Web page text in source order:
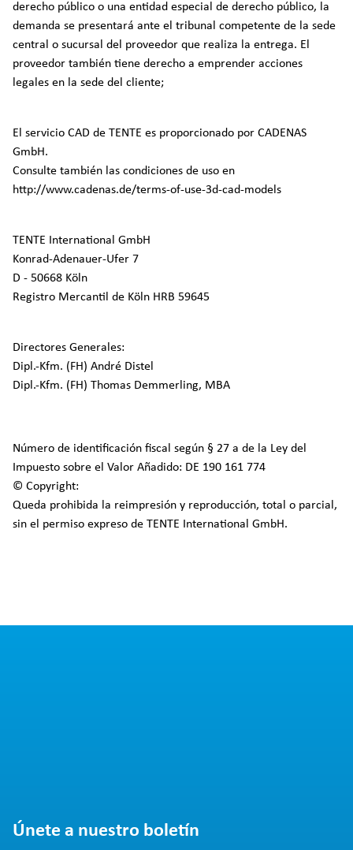
derecho público o una entidad especial de derecho público, la
demanda se presentará ante el tribunal competente de la sede
central o sucursal del proveedor que realiza la entrega. El
proveedor también tiene derecho a emprender acciones
legales en la sede del cliente;
El servicio CAD de TENTE es proporcionado por CADENAS
GmbH.
Consulte también las condiciones de uso en
http://www.cadenas.de/terms-of-use-3d-cad-models
TENTE International GmbH
Konrad-Adenauer-Ufer 7
D - 50668 Köln
Registro Mercantil de Köln HRB 59645
Directores Generales:
Dipl.-Kfm. (FH) André Distel
Dipl.-Kfm. (FH) Thomas Demmerling, MBA
Número de identificación fiscal según § 27 a de la Ley del
Impuesto sobre el Valor Añadido: DE 190 161 774
© Copyright:
Queda prohibida la reimpresión y reproducción, total o parcial,
sin el permiso expreso de TENTE International GmbH.
Únete a nuestro boletín